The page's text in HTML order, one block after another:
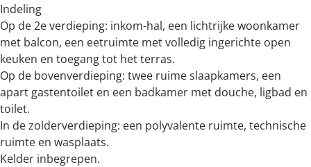
Indeling
Op de 2e verdieping: inkom-hal, een lichtrijke woonkamer
met balcon, een eetruimte met volledig ingerichte open
keuken en toegang tot het terras.
Op de bovenverdieping: twee ruime slaapkamers, een
apart gastentoilet en een badkamer met douche, ligbad en
toilet.
In de zolderverdieping: een polyvalente ruimte, technische
ruimte en wasplaats.
Kelder inbegrepen.